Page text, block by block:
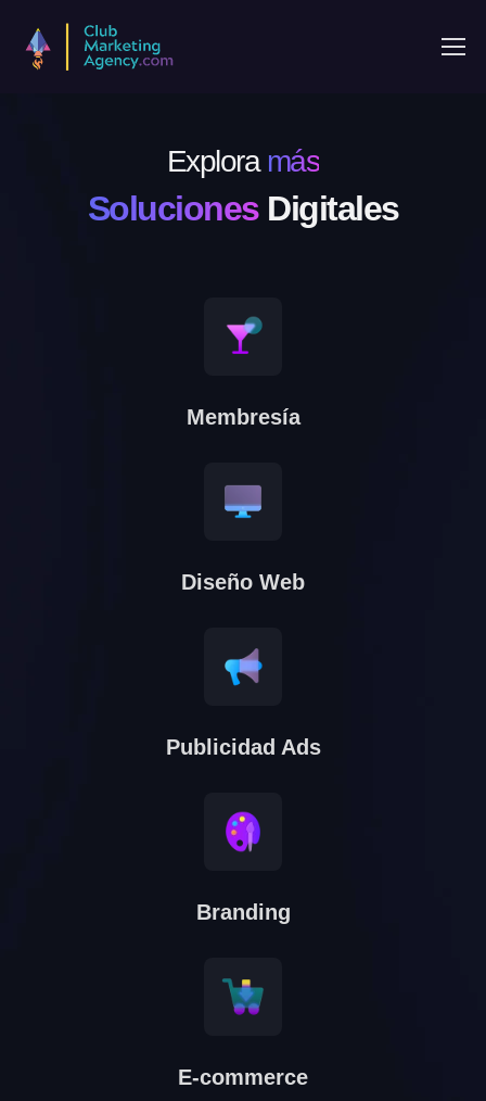
Exploramás
Soluciones Digitales
Membresía
Diseño Web
Publicidad Ads
Branding
E-commerce